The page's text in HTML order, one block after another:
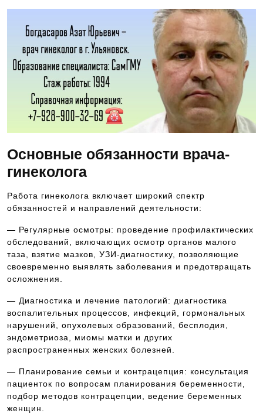
Основные обязанности врача-
гинеколога
Работа гинеколога включает широкий спектр
обязанностей и направлений деятельности:
— Регулярные осмотры: проведение профилактических
обследований, включающих осмотр органов малого
таза, взятие мазков, УЗИ-диагностику, позволяющие
своевременно выявлять заболевания и предотвращать
осложнения.
— Диагностика и лечение патологий: диагностика
воспалительных процессов, инфекций, гормональных
нарушений, опухолевых образований, бесплодия,
эндометриоза, миомы матки и других
распространенных женских болезней.
— Планирование семьи и контрацепция: консультация
пациенток по вопросам планирования беременности,
подбор методов контрацепции, ведение беременных
женщин.